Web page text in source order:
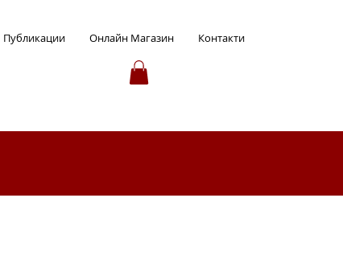
Публикации Онлайн Магазин Контакти